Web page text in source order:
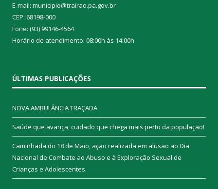
E-mail: municipio@trairao.pa.gov.br
CEP: 68198-000
Fone: (93) 99146-4564
Horário de atendimento: 08:00h às 14:00h
ÚLTIMAS PUBLICAÇÕES
NOVA AMBULÂNCIA TRAÇADA
Saúde que avança, cuidado que chega mais perto da população!
Caminhada do 18 de Maio, ação realizada em alusão ao Dia
Nacional de Combate ao Abuso e à Exploração Sexual de
Crianças e Adolescentes.